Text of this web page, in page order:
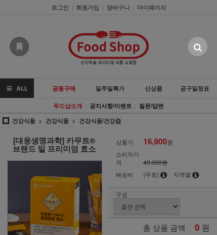
로그인 | 회원가입 | 장바구니 | 마이페이지
ALL 공동구매 일주일특가 신상품
공구일정표
푸드샵소개 | 공지사항/이벤트 | 질문/답변
건강식품
건강식품 건강식품/건강즙
[대웅생명과학] 카무트®
브랜드 밀 프리미엄 효소
상품가 16,900원
소비자가
격
40,000원
배송비
(무료) 지역별
구성
총 상품 금액 0 원